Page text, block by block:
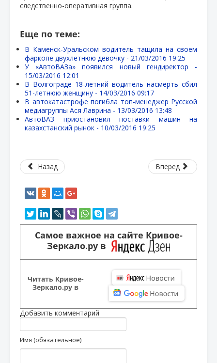
следственно-оперативная группа.
Еще по теме:
В Каменск-Уральском водитель тащила на своем
фаркопе двухлетнюю девочку - 21/03/2016 19:25
У «АвтоВАЗа» появился новый гендиректор -
15/03/2016 12:01
В Волгограде 18-летний водитель насмерть сбил
51-летнюю женщину - 14/03/2016 09:17
В автокатастрофе погибла топ-менеджер Русской
медиагруппы Ася Лаврина - 13/03/2016 13:48
АвтоВАЗ приостановил поставки машин на
казахстанский рынок - 10/03/2016 19:25
Назад Вперед
Самое важное на сайте Кривое-
Зеркало.ру в
Читать Кривое-
Зеркало.ру в
Добавить комментарий
Имя (обязательное)